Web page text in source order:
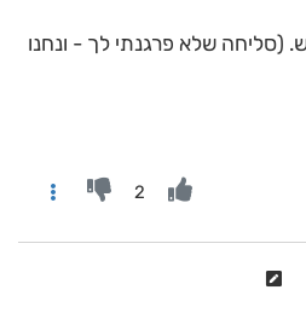
(סליחה שלא פרגנתי לך - ונחנו
2